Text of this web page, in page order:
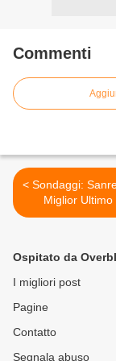
Commenti
< Sondaggi: Sanremo Story,
Miglior Ultimo
Ospitato da
I migliori post
Pagine
Contatto
Segnala abuso